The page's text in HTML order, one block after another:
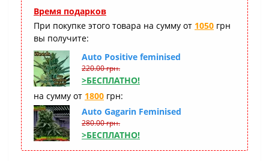
Время подарков
При покупке этого товара на сумму от 1050 грн
вы получите:
Auto Positive feminised
220.00 грн.
>БЕСПЛАТНО!
на сумму от 1800 грн:
Auto Gagarin Feminised
280.00 грн.
>БЕСПЛАТНО!